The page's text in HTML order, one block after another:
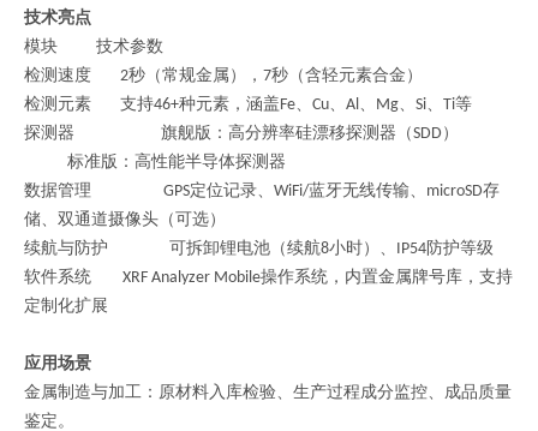
技术亮点
模块 技术参数
检测速度 2秒（常规金属）， 7秒（含轻元素合金）
检测元素 支持46+种元素，涵盖 Fe Cu Al Mg Si Ti等
探测器
旗舰版：高分辨率硅漂移探测器（SDD）
标准版：高性能半导体探测器
数据管理
GPS定位记录、 WiFi/蓝牙无线传输、 microSD存
储、双通道摄像头（可选）
续航与防护
可拆卸锂电池（续航8小时）、 IP54防护等级
软件系统
XRF Analyzer Mobile操作系统，内置金属牌号库，支持
定制化扩展
应用场景
金属制造与加工：原材料入库检验、生产过程成分监控、成品质量
鉴定。